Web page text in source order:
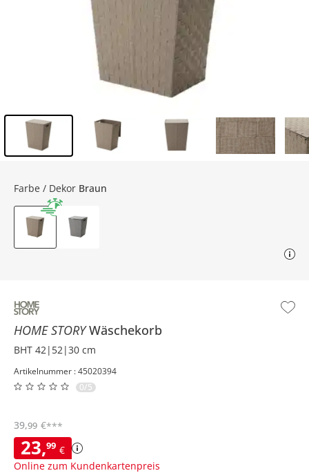
HOME STORYWäschekorb
BHT 42|52|30 cm
Artikelnummer : 45020394
0/5
23,99 €
Online zum Kundenkartenpreis
39,99 €***
Farbe / Dekor Braun